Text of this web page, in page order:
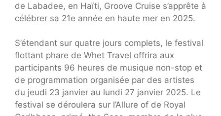
de Labadee, en Haïti, Groove Cruise s’apprête à
célébrer sa 21e année en haute mer en 2025.
S’étendant sur quatre jours complets, le festival
flottant phare de Whet Travel offrira aux
participants 96 heures de musique non-stop et
de programmation organisée par des artistes
du jeudi 23 janvier au lundi 27 janvier 2025. Le
festival se déroulera sur l’Allure of de Royal